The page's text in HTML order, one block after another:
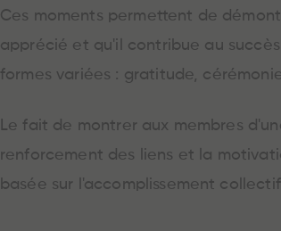
Ces moments permettent de
apprécié et qu'il contribue au
formes variées : gratitude,
Le fait de montrer aux membres
renforcement des liens et la
basée sur l'accomplissement